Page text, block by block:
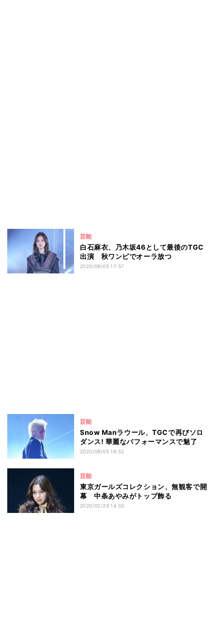
芸能
白石麻衣、乃木坂46として最後のTGC
出演 秋ワンピでオーラ放つ
2020/09/05 17:57
芸能
Snow Manラウール、TGCで再びソロ
ダンス! 華麗なパフォーマンスで魅了
2020/09/05 16:52
芸能
東京ガールズコレクション、無観客で開
幕 中条あやみがトップ飾る
2020/02/29 14:50